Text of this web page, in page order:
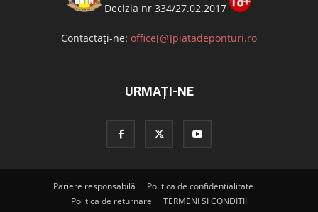
Decizia nr 334/27.02.2017
Contactați-ne: office[@]piatadeponturi.ro
URMAȚI-NE
Pariere responsabilă
Politica de confidentialitate
Politica de returnare
TERMENI SI CONDITII